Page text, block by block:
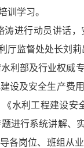
训学习。
进行动员讲话
监督处处长刘莉
利部及行业权威
设及安全生产费
《水利工程建设安
题进行系统讲解、
各岗位、班组从